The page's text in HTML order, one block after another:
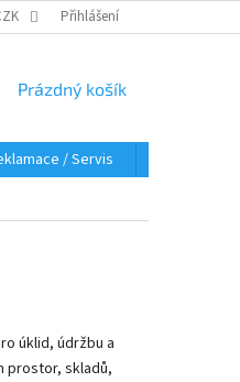
Přihlášení
NÁKUPNÍ
Prázdný košík
/ Servis
úklid, údržbu a
prostor, skladů,